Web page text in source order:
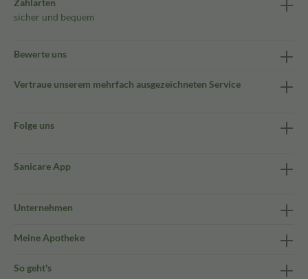
Zahlarten
sicher und bequem
Bewerte uns
Vertraue unserem mehrfach ausgezeichneten Service
Folge uns
Sanicare App
Unternehmen
Meine Apotheke
So geht's